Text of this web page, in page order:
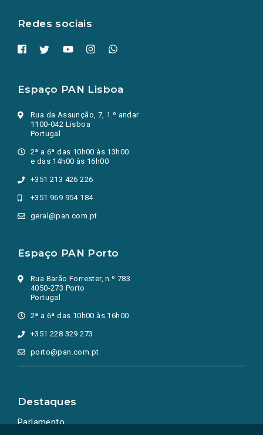
Redes sociais
Espaço PAN Lisboa
Rua da Assunção, 7, 1.º andar
1100-042 Lisboa
Portugal
2ª a 6ª das 10h00 às 13h00
e das 14h00 às 16h00
+351 213 426 226
+351 969 954 184
geral@pan.com.pt
Espaço PAN Porto
Rua Barão Forrester, n.º 783
4050-273 Porto
Portugal
2ª a 6ª das 10h00 às 16h00
+351 228 329 273
porto@pan.com.pt
Destaques
Parlamento